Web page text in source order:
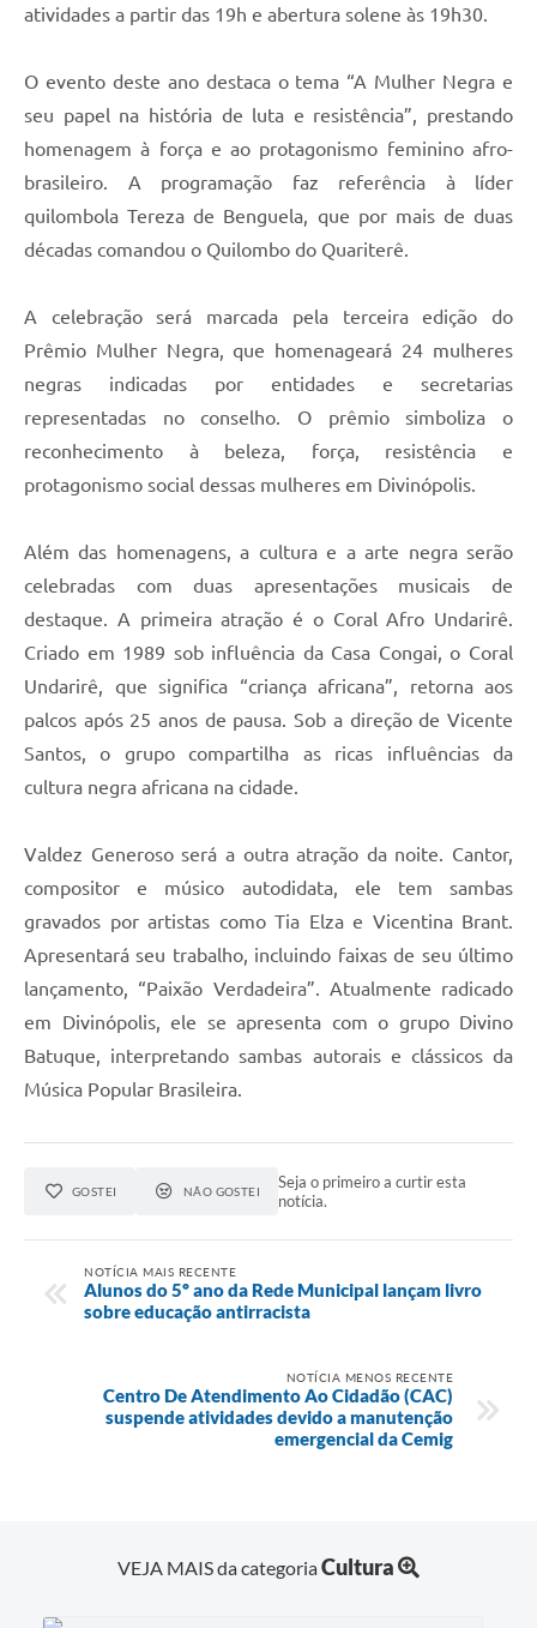
atividades a partir das 19h e abertura solene às 19h30.
O evento deste ano destaca o tema “A Mulher Negra e
seu papel na história de luta e resistência”, prestando
homenagem à força e ao protagonismo feminino afro-
brasileiro. A programação faz referência à líder
quilombola Tereza de Benguela, que por mais de duas
décadas comandou o Quilombo do Quariterê.
A celebração será marcada pela terceira edição do
Prêmio Mulher Negra, que homenageará 24 mulheres
negras indicadas por entidades e secretarias
representadas no conselho. O prêmio simboliza o
reconhecimento à beleza, força, resistência e
protagonismo social dessas mulheres em Divinópolis.
Além das homenagens, a cultura e a arte negra serão
celebradas com duas apresentações musicais de
destaque. A primeira atração é o Coral Afro Undarirê.
Criado em 1989 sob influência da Casa Congai, o Coral
Undarirê, que significa “criança africana”, retorna aos
palcos após 25 anos de pausa. Sob a direção de Vicente
Santos, o grupo compartilha as ricas influências da
cultura negra africana na cidade.
Valdez Generoso será a outra atração da noite. Cantor,
compositor e músico autodidata, ele tem sambas
gravados por artistas como Tia Elza e Vicentina Brant.
Apresentará seu trabalho, incluindo faixas de seu último
lançamento, “Paixão Verdadeira”. Atualmente radicado
em Divinópolis, ele se apresenta com o grupo Divino
Batuque, interpretando sambas autorais e clássicos da
Música Popular Brasileira.
GOSTEI NÃO GOSTEI
Seja o primeiro a curtir esta
notícia.
NOTÍCIA MAIS RECENTE
Alunos do 5º ano da Rede Municipal lançam livro
sobre educação antirracista
NOTÍCIA MENOS RECENTE
Centro De Atendimento Ao Cidadão (CAC)
suspende atividades devido a manutenção
emergencial da Cemig
VEJA MAIS da categoriaCultura